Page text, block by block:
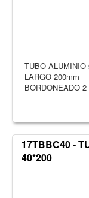
TUBO
LARGO 200mm
BORDONEADO
17TBBC40 -
40*200